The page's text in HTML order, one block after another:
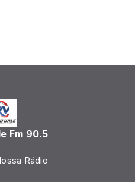
Fm 90.5
Rádio